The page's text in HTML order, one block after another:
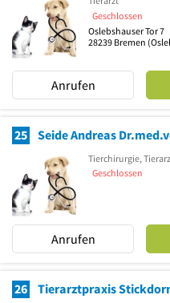
Geschlossen
Oslebshauser Tor 7
28239 Bremen
Anrufen
25 Seide Andreas
Tierchirurgie,
Geschlossen
Anrufen
26 Tierarztpraxis